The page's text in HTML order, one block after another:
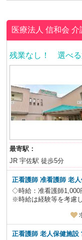
医療法人 信和会介
残業なし！ 選べ
最寄駅：
JR 宇佐駅 徒歩5分
正看護師 准看護師 老
◇時給：准看護師1,000
※時給は経験等を考慮
正看護師 老人保健施設